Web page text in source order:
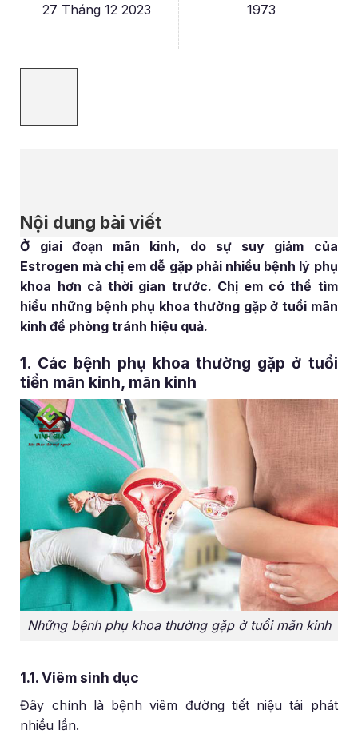
27 Tháng 12 2023
1973
Nội dung bài viết
Ở giai đoạn mãn kinh, do sự suy giảm của
Estrogen mà chị em dễ gặp phải nhiều bệnh lý phụ
khoa hơn cả thời gian trước. Chị em có thể tìm
hiểu những bệnh phụ khoa thường gặp ở tuổi mãn
kinh để phòng tránh hiệu quả.
1. Các bệnh phụ khoa thường gặp ở tuổi
tiền mãn kinh, mãn kinh
Những bệnh phụ khoa thường gặp ở tuổi mãn kinh
1.1. Viêm sinh dục
Đây chính là bệnh viêm đường tiết niệu tái phát
nhiều lần.